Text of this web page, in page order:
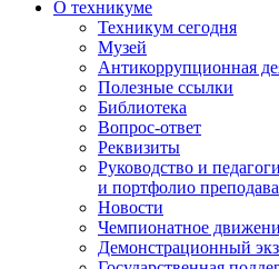
О техникуме
Техникум сегодня
Музей
Антикоррупционная
Полезные ссылки
Библиотека
Вопрос-ответ
Реквизиты
Руководство и
и портфолио
Новости
Чемпионатное
Демонстрационный